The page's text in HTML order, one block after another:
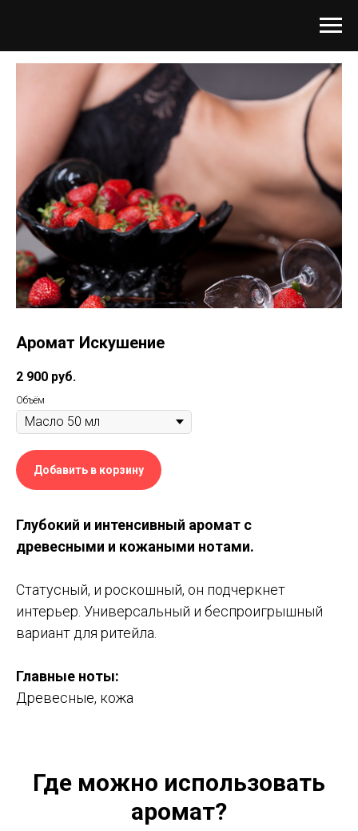
Аромат Искушение
2 900 руб.
Объём
Добавить в корзину
Глубокий и интенсивный аромат с
древесными и кожаными нотами.
Статусный, и роскошный, он подчеркнет
интерьер. Универсальный и беспроигрышный
вариант для ритейла.
Главные ноты:
Древесные, кожа
Где можно использовать
аромат?